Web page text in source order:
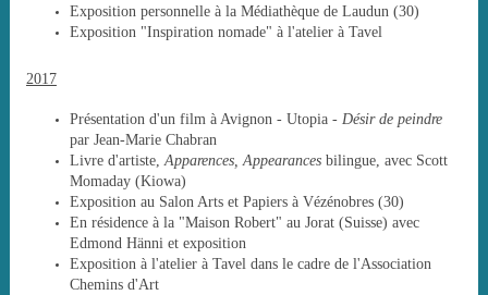
Exposition personnelle à la Médiathèque de Laudun (30)
Exposition "Inspiration nomade" à l'atelier à Tavel
2017
Présentation d'un film à Avignon - Utopia - Désir de peindre
par Jean-Marie Chabran
Livre d'artiste,Apparences, Appearancesbilingue, avec Scott
Momaday (Kiowa)
Exposition au Salon Arts et Papiers à Vézénobres (30)
En résidence à la "Maison Robert" au Jorat (Suisse) avec
Edmond Hänni et exposition
Exposition à l'atelier à Tavel dans le cadre de l'Association
Chemins d'Art